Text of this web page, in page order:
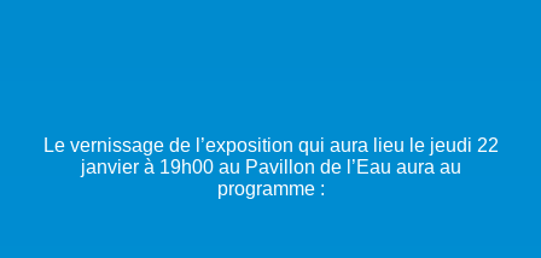
Le vernissage de l’exposition qui aura lieu le jeudi 22
janvier à 19h00 au Pavillon de l’Eau aura au
programme :